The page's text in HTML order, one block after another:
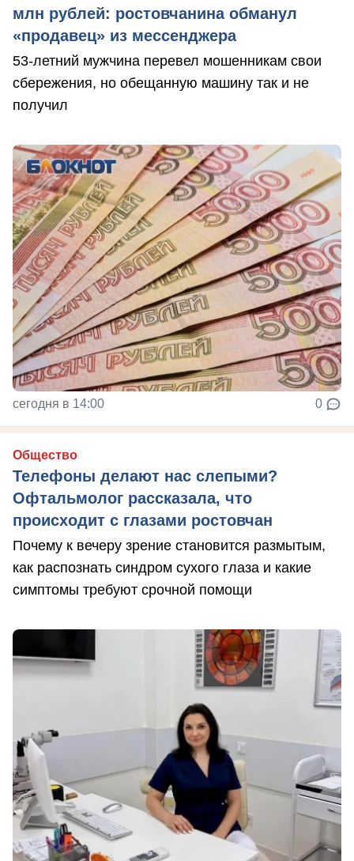
млн рублей: ростовчанина обманул
«продавец» из мессенджера
53-летний мужчина перевел мошенникам свои
сбережения, но обещанную машину так и не
получил
сегодня в 14:00 0
Общество
Телефоны делают нас слепыми?
Офтальмолог рассказала, что
происходит с глазами ростовчан
Почему к вечеру зрение становится размытым,
как распознать синдром сухого глаза и какие
симптомы требуют срочной помощи